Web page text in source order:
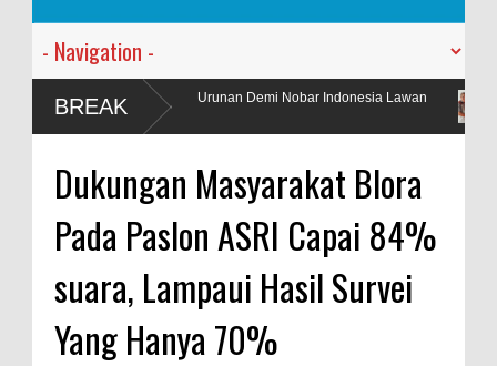
BREAK
Urunan Demi Nobar Indonesia Lawan
PT. Harmoni Dua
Dukungan Masyarakat Blora
Pada Paslon ASRI Capai 84%
suara, Lampaui Hasil Survei
Yang Hanya 70%